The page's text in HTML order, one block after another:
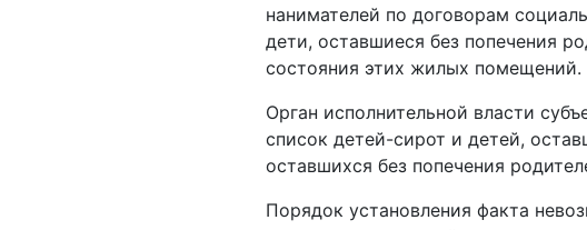
нанимателей по договорам
дети, оставшиеся без попечения
состояния этих жилых помещений.
Орган исполнительной власти
список детей­-сирот и детей,
оставшихся без попечения
Порядок установления факта